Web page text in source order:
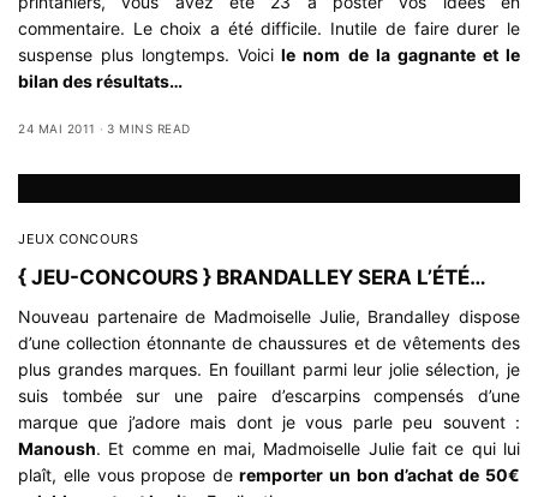
commentaire. Le choix a été difficile. Inutile de faire durer le
suspense plus longtemps. Voici le nom de la gagnante et le
bilan des résultats…
24 MAI 2011 3 MINS READ
JEUX CONCOURS
{ JEU-CONCOURS } BRANDALLEY SERA L’ÉTÉ…
Nouveau partenaire de Madmoiselle Julie, Brandalley dispose
d’une collection étonnante de chaussures et de vêtements des
plus grandes marques. En fouillant parmi leur jolie sélection, je
suis tombée sur une paire d’escarpins compensés d’une
marque que j’adore mais dont je vous parle peu souvent :
Manoush. Et comme en mai, Madmoiselle Julie fait ce qui lui
plaît, elle vous propose de remporter un bon d’achat de 50€